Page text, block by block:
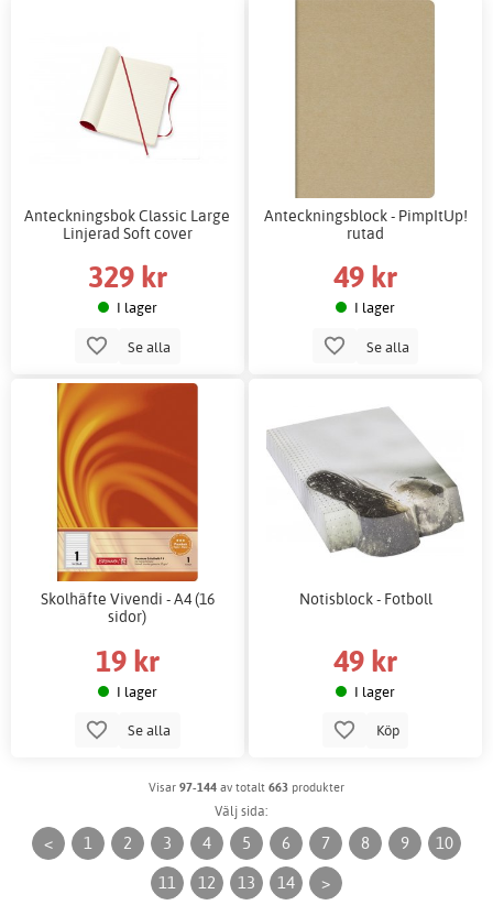
Anteckningsbok Classic Large
Linjerad Soft cover
329 kr
I lager
Se alla
Anteckningsblock - PimpItUp!
rutad
49 kr
I lager
Se alla
Skolhäfte Vivendi - A4 (16
sidor)
19 kr
I lager
Se alla
Notisblock - Fotboll
49 kr
I lager
Köp
Visar 97-144 av totalt 663 produkter
Välj sida:
< 1 2 3 4 5 6 7 8 9
10
11
12 13 14 >